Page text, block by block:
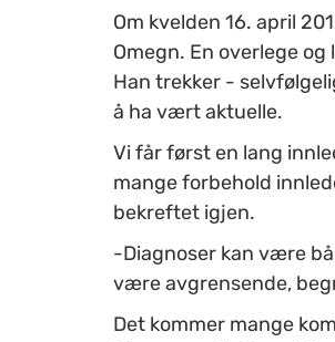
Om kvelden 16. april
Omegn. En overlege
Han trekker -
å ha vært aktuelle.
Vi får først en lang
mange forbehold
bekreftet igjen.
-Diagnoser kan være
være avgrensende,
Det kommer mange